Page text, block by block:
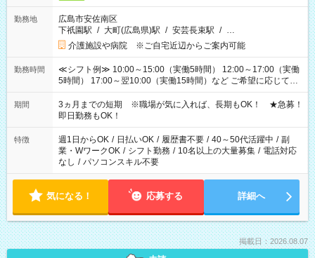
勤務地
広島市安佐南区
下祇園駅 / 大町(広島県)駅 / 安芸長束駅 / …
介護施設や病院 ※ご自宅近辺からご案内可能
勤務時間
≪シフト例≫ 10:00～15:00（実働5時間） 12:00～17:00（実働
5時間） 17:00～翌10:00（実働15時間）など ご希望に応じて、
働く時間は調整できます！ お気軽に担当へ相談ください！
期間
3ヵ月までの短期 ※職場が気に入れば、長期もOK！ ★急募！
即日勤務もOK！
特徴 週1日からOK / 日払いOK / 履歴書不要 / 40～50代活躍中 / 副
業・WワークOK / シフト勤務 / 10名以上の大量募集 / 電話対応
なし / パソコンスキル不要
気になる！ 応募する 詳細へ
掲載日：2026.08.07